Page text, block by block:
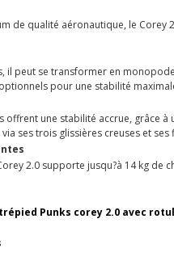
de qualité aéronautique, le
il peut se transformer en
pour une stabilité
offrent une stabilité accrue, grâce
ses trois glissières creuses et ses
2.0 supporte jusqu?à 14 kg
Punks corey 2.0 avec